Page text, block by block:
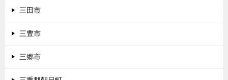
三田市
三豊市
三郷市